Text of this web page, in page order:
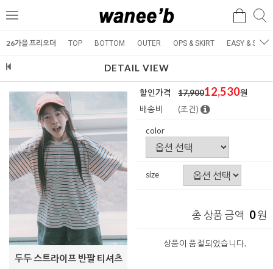
메
검
26가을 프리오더 TOP BOTTOM OUTER OPS & SKIRT EASY & SET
DETAIL VIEW
두두 스트라이프 반팔 티셔츠
할인가격 17,90012,530원
배송비
(조건)
color
size
총 상품 금액 0원
상품이 품절되었습니다.